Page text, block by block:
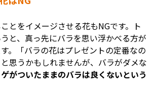
とをイメージさせる花もNGです。ト
と、真っ先にバラを思い浮かべる方が
。「バラの花はプレゼントの定番なの
思うかもしれませんが、バラがダメな
ゲがついたままのバラは良くないという